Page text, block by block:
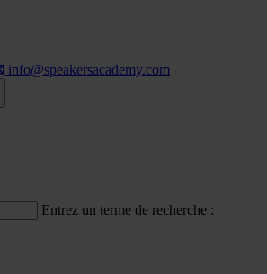
info@speakersacademy.com
Entrez un terme de recherche :